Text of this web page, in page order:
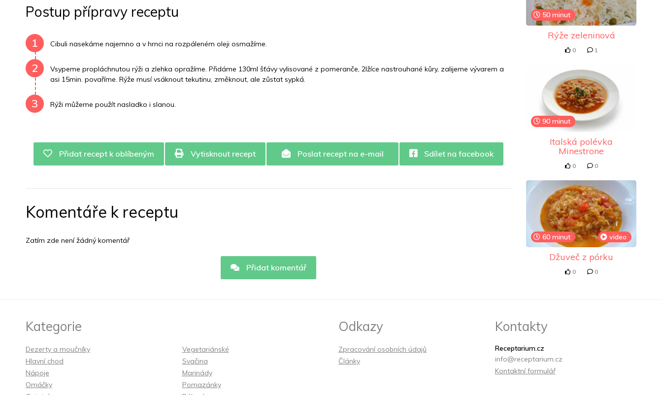
Postup přípravy receptu
1 Cibuli nasekáme najemno a v hrnci na rozpáleném oleji osmažíme.
2
Vsypeme propláchnutou rýži a zlehka opražíme. Přidáme 130ml šťávy vylisované z pomeranče, 2lžíce nastrouhané kůry, zalijeme vývarem a
asi 15min. povaříme. Rýže musí vsáknout tekutinu, změknout, ale zůstat sypká.
3 Rýži můžeme použít nasladko i slanou.
Přidat recept k oblíbeným Vytisknout recept Poslat recept na e-mail Sdílet na facebook
Komentáře k receptu
Zatím zde není žádný komentář
Přidat komentář
50 minut
Rýže zeleninová
0 1
90 minut
Italská polévka
Minestrone
0 0
60 minut video
Džuveč z pórku
0 0
Kategorie
Dezerty a moučníky
Hlavní chod
Nápoje
Omáčky
Vegetariánské
Svačina
Marinády
Pomazánky
Odkazy
Zpracování osobních údajů
Články
Kontakty
Receptarium.cz
info@receptarium.cz
Kontaktní formulář